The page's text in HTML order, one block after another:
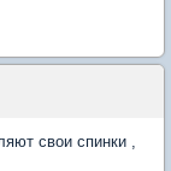
свои спинки ,